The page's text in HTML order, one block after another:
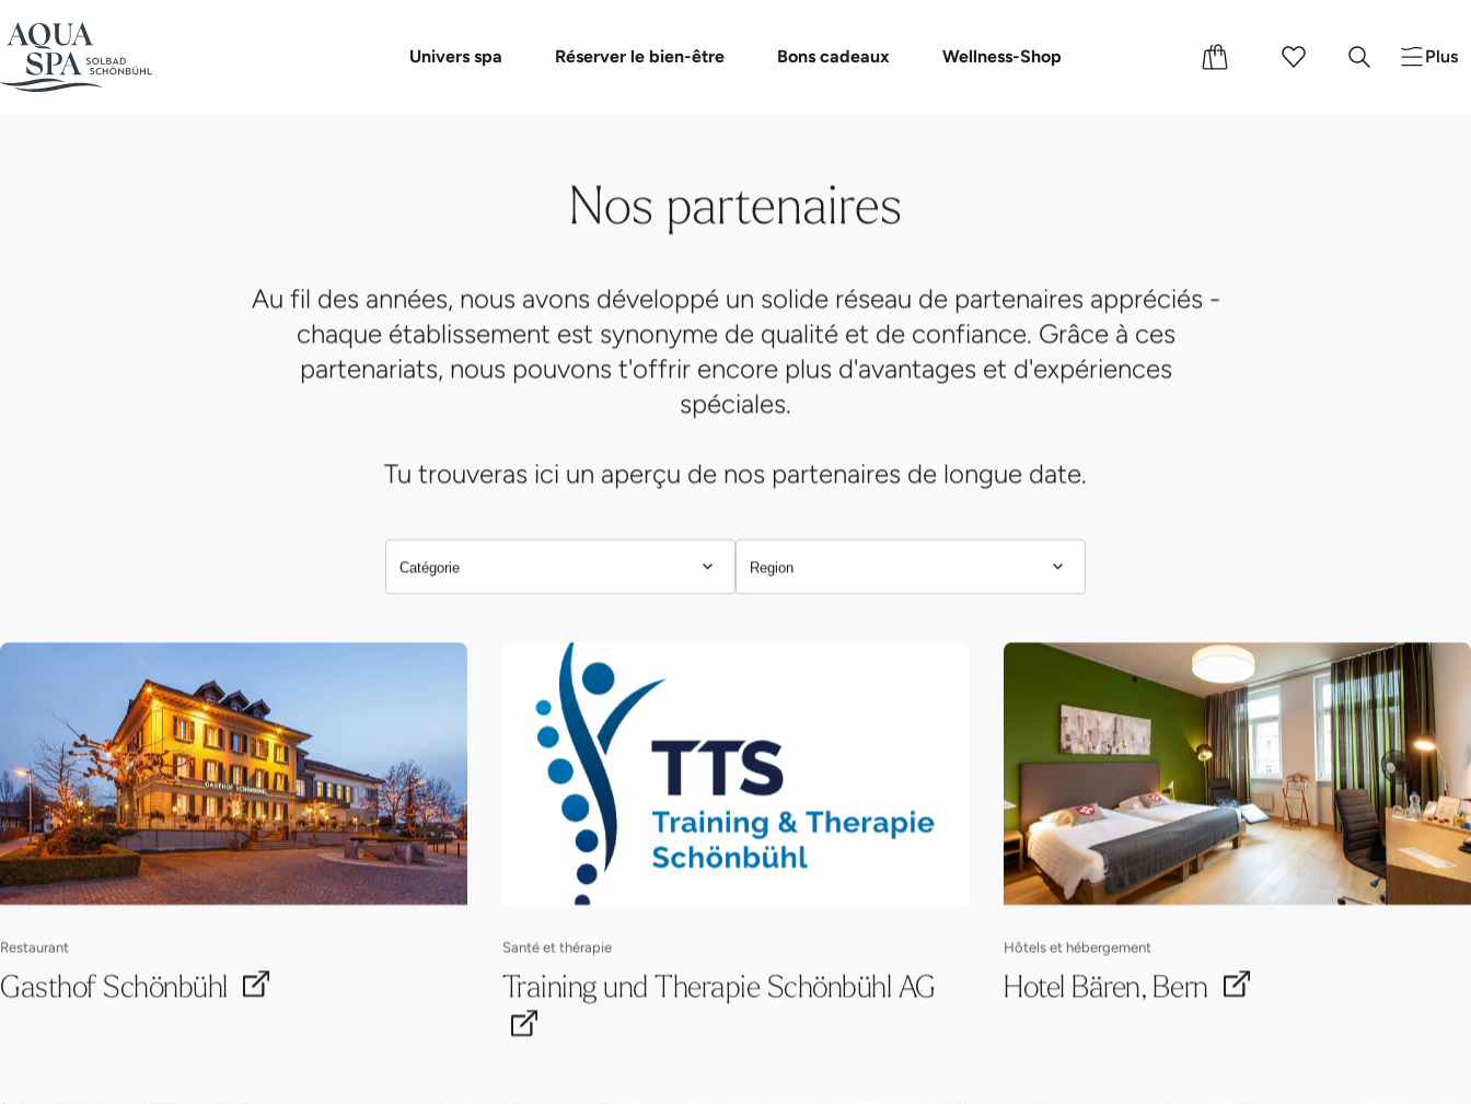
Univers spa Réserver le bien-être
Formules Day Spa Massages et soins Événements
Bons cadeaux
Boutique de bons cadeaux Vérifier un bon cadeau FAQ bons cadeaux
Wellness-Shop Plus
Aqua Spa-Univers Partenaire
Nos partenaires
Au fil des années, nous avons développé un solide réseau de partenaires appréciés -
chaque établissement est synonyme de qualité et de confiance. Grâce à ces
partenariats, nous pouvons t'offrir encore plus d'avantages et d'expériences
spéciales.
Tu trouveras ici un aperçu de nos partenaires de longue date.
Catégorie Region
Restaurant
Gasthof Schönbühl
Santé et thérapie
Training und Therapie Schönbühl AG
Hôtels et hébergement
Hotel Bären, Bern